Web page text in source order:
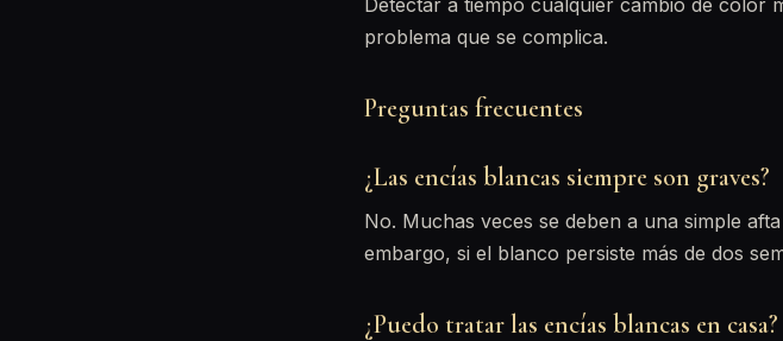
Detectar a tiempo cualquier cambio de color
problema que se complica.
Preguntas frecuentes
¿Las encías blancas siempre son graves?
No. Muchas veces se deben a una simple
embargo, si el blanco persiste más de dos
¿Puedo tratar las encías blancas en casa?